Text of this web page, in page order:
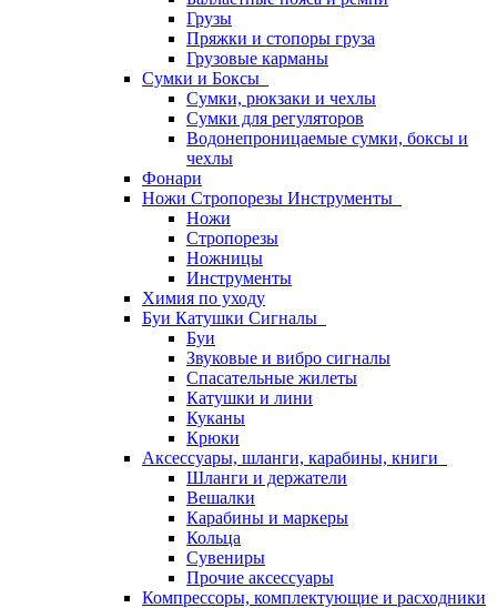
Грузы
Пряжки и стопоры груза
Грузовые карманы
Сумки и Боксы
Сумки, рюкзаки и чехлы
Сумки для регуляторов
Водонепроницаемые сумки, боксы и
чехлы
Фонари
Ножи Стропорезы Инструменты
Ножи
Стропорезы
Ножницы
Инструменты
Химия по уходу
Буи Катушки Сигналы
Буи
Звуковые и вибро сигналы
Спасательные жилеты
Катушки и лини
Куканы
Крюки
Аксессуары, шланги, карабины, книги
Шланги и держатели
Вешалки
Карабины и маркеры
Кольца
Сувениры
Прочие аксессуары
Компрессоры, комплектующие и расходники